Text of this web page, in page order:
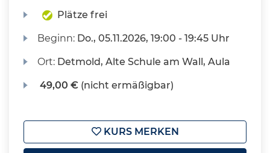
Plätze frei
Beginn: Do., 05.11.2026, 19:00 - 19:45 Uhr
Ort: Detmold, Alte Schule am Wall, Aula
49,00 € (nicht ermäßigbar)
KURS MERKEN